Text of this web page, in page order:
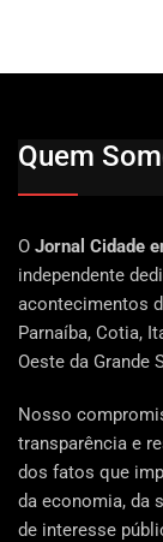
Quem
O Jornal Cidade
independente
acontecimentos
Parnaíba, Cotia,
Oeste da Grande
Nosso
transparência e
dos fatos que
da economia, da
de interesse